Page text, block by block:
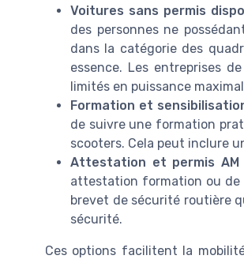
Voitures sans permis
des personnes ne
dans la catégorie des
essence. Les entreprises
limités en puissance
Formation et
de suivre une formation
scooters. Cela peut inclure
Attestation et permis AM
attestation formation ou de
brevet de sécurité routière
sécurité.
Ces options facilitent la